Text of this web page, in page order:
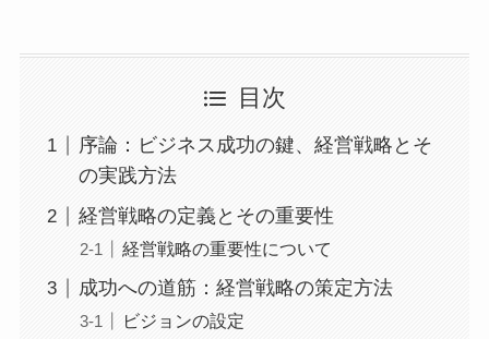
目次
序論：ビジネス成功の鍵、経営戦略とそ
の実践方法
経営戦略の定義とその重要性
経営戦略の重要性について
成功への道筋：経営戦略の策定方法
ビジョンの設定